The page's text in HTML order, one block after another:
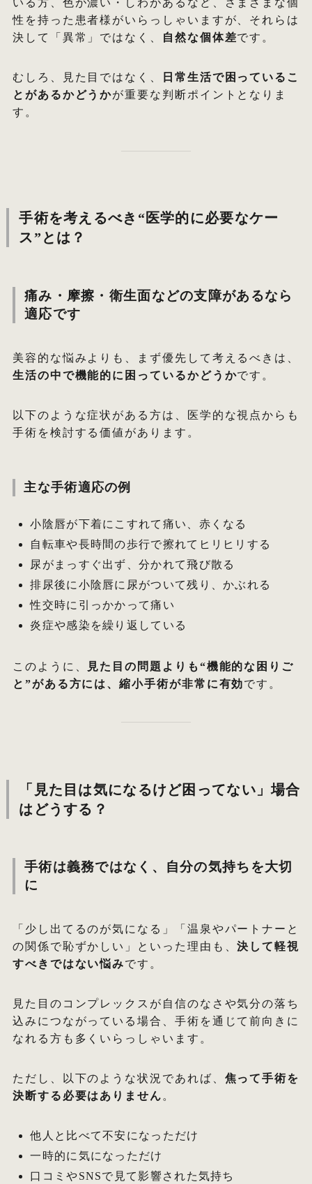
いる方、色が濃い・しわがあるなど、さまざまな個
性を持った患者様がいらっしゃいますが、それらは
決して「異常」ではなく、
自然な個体差です。
むしろ、見た目ではなく、
日常生活で困っているこ
とがあるかどうかが重要な判断ポイントとなりま
す。
手術を考えるべき“医学的に必要なケー
ス”とは？
痛み・摩擦・衛生面などの支障があるなら
適応です
美容的な悩みよりも、まず優先して考えるべきは、
生活の中で機能的に困っているかどうかです。
以下のような症状がある方は、医学的な視点からも
手術を検討する価値があります。
主な手術適応の例
小陰唇が下着にこすれて痛い、赤くなる
自転車や長時間の歩行で擦れてヒリヒリする
尿がまっすぐ出ず、分かれて飛び散る
排尿後に小陰唇に尿がついて残り、かぶれる
性交時に引っかかって痛い
炎症や感染を繰り返している
このように、
見た目の問題よりも“機能的な困りご
と”がある方には、縮小手術が非常に有効です。
「見た目は気になるけど困ってない」場合
はどうする？
手術は義務ではなく、自分の気持ちを大切
に
「少し出てるのが気になる」「温泉やパートナーと
の関係で恥ずかしい」といった理由も、決して軽視
すべきではない悩みです。
見た目のコンプレックスが自信のなさや気分の落ち
込みにつながっている場合、手術を通じて前向きに
なれる方も多くいらっしゃいます。
ただし、以下のような状況であれば、 焦って手術を
決断する必要はありません。
他人と比べて不安になっただけ
一時的に気になっただけ
口コミやSNSで見て影響された気持ち